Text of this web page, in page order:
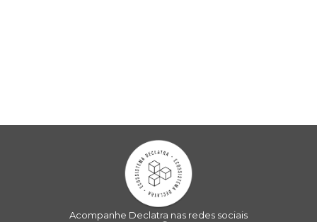
Acompanhe Declatra nas redes sociais